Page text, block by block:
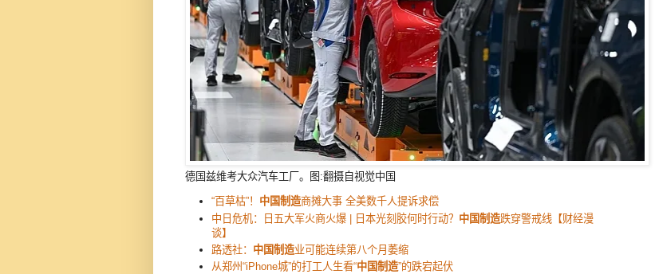
德国兹维考大众汽车工厂。图:翻摄自视觉中国
“百草枯”！ 中国制造商摊大事 全美数千人提诉求偿
中日危机：日五大军火商火爆 | 日本光刻胶何时行动？ 中国制造跌穿警戒线【财经漫
谈】
路透社： 中国制造业可能连续第八个月萎缩
从郑州“iPhone城”的打工人生看“中国制造”的跌宕起伏